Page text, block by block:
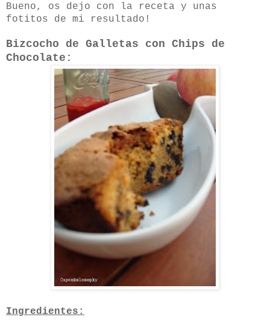
Bueno, os dejo con la receta y unas
fotitos de mi resultado!
Bizcocho de Galletas con Chips de
Chocolate:
Ingredientes: